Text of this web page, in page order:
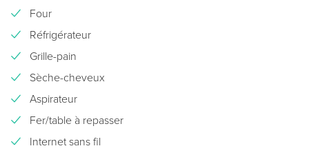
Four
Réfrigérateur
Grille-pain
Sèche-cheveux
Aspirateur
Fer/table à repasser
Internet sans fil